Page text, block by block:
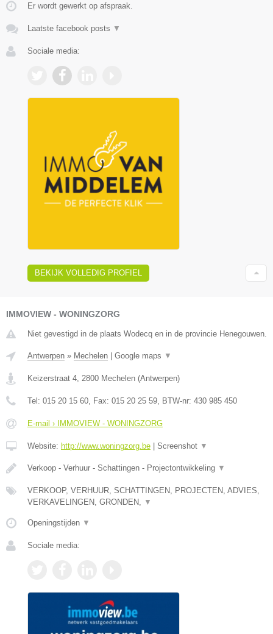
Er wordt gewerkt op afspraak.
Laatste facebook posts ▼
Sociale media:
BEKIJK VOLLEDIG PROFIEL
IMMOVIEW - WONINGZORG
Niet gevestigd in de plaats Wodecq en in de provincie Henegouwen.
Antwerpen » Mechelen Google maps ▼
Keizerstraat 4 2800 Mechelen (Antwerpen)
Tel: 015 20 15 60 , Fax: 015 20 25 59 , BTW-nr: 430 985 450
E-mail › IMMOVIEW - WONINGZORG
Website: http://www.woningzorg.be Screenshot ▼
Verkoop - Verhuur - Schattingen - Projectontwikkeling ▼
VERKOOP, VERHUUR, SCHATTINGEN, PROJECTEN, ADVIES,
VERKAVELINGEN, GRONDEN,
▼
Openingstijden ▼
Sociale media: